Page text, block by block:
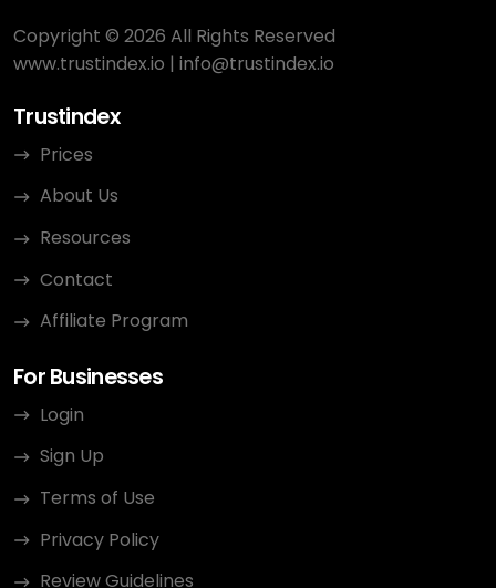
Copyright © 2026 All Rights Reserved
www.trustindex.io | info@trustindex.io
Trustindex
Prices
About Us
Resources
Contact
Affiliate Program
For Businesses
Login
Sign Up
Terms of Use
Privacy Policy
Review Guidelines